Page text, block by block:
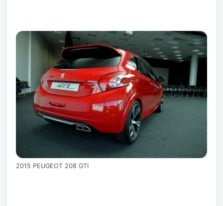
2015 PEUGEOT 208 GTI